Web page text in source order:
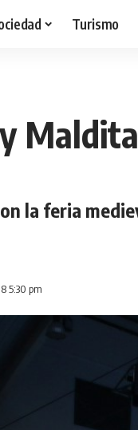
Turismo
la feria
5:30 pm